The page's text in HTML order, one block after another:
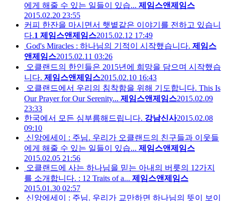
에게 해줄 수 있는 일들이 있습... 제임스앤제임스
2015.02.20 23:55
커피 한잔을 마시면서 햇볕같은 이야기를 전하고 있습니
다.1 제임스앤제임스2015.02.12 17:49
God's Miracles : 하나님의 기적이 시작했습니다. 제임스
앤제임스2015.02.11 03:26
오클랜드의 한인들은 2015년에 희망을 담으며 시작했습
니다. 제임스앤제임스2015.02.10 16:43
오클랜드에서 우리의 침착함을 위해 기도합니다. This Is
Our Prayer for Our Serenity... 제임스앤제임스2015.02.09
23:33
한국에서 모든 심부름해드립니다. 강남신사2015.02.08
09:10
신앙에세이 : 주님. 우리가 오클랜드의 친구들과 이웃들
에게 해줄 수 있는 일들이 있습... 제임스앤제임스
2015.02.05 21:56
오클랜드에 사는 하나님을 믿는 아내의 버릇의 12가지
를 소개합니다. : 12 Traits of a... 제임스앤제임스
2015.01.30 02:57
신앙에세이 : 주님. 우리가 교만하면 하나님의 뜻이 보이